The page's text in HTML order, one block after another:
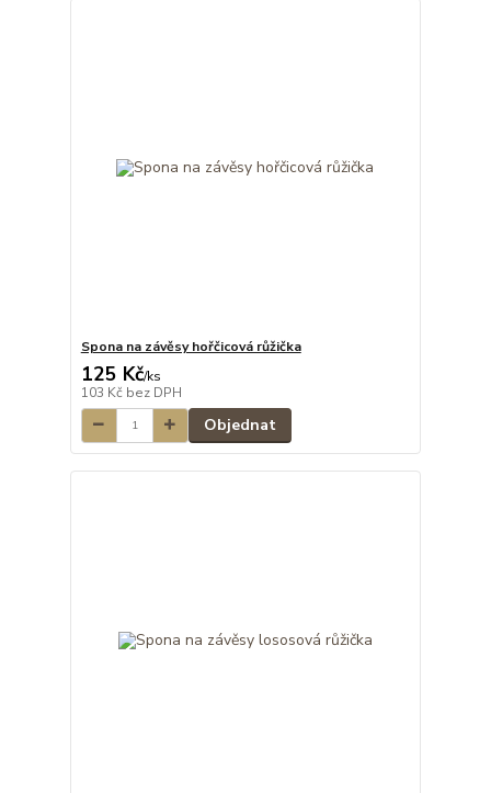
Spona na závěsy hořčicová růžička
125 Kč/ks
103 Kč bez DPH
Objednat